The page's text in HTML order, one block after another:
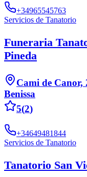
+34965545763
Servicios de Tanatorio
Funeraria
Pineda
Cami de Canor,
Benissa
5(2)
+34649481844
Servicios de Tanatorio
Tanatorio San